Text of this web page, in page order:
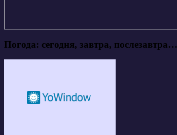
Погода: сегодня, завтра, послезавтра…